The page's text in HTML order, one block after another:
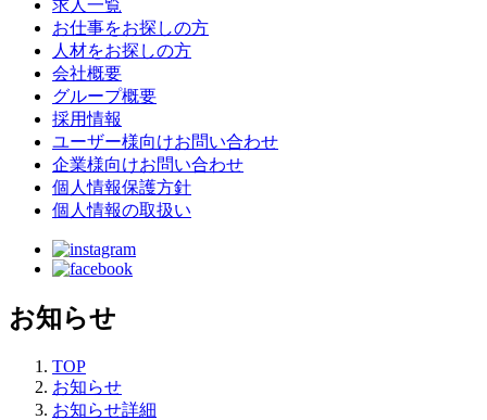
求人一覧
お仕事をお探しの方
人材をお探しの方
会社概要
グループ概要
採用情報
ユーザー様向けお問い合わせ
企業様向けお問い合わせ
個人情報保護方針
個人情報の取扱い
お知らせ
TOP
お知らせ
お知らせ詳細